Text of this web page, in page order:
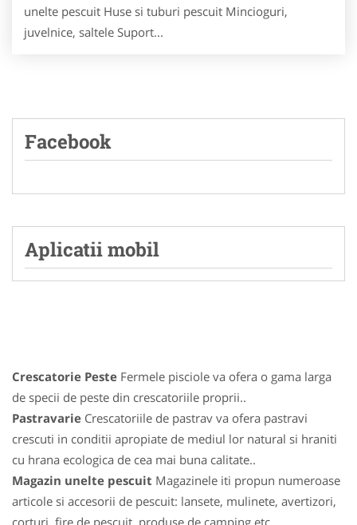
unelte pescuit Huse si tuburi pescuit Mincioguri,
juvelnice, saltele Suport...
Facebook
Aplicatii mobil
Crescatorie Peste Fermele pisciole va ofera o gama larga
de specii de peste din crescatoriile proprii..
Pastravarie Crescatoriile de pastrav va ofera pastravi
crescuti in conditii apropiate de mediul lor natural si hraniti
cu hrana ecologica de cea mai buna calitate..
Magazin unelte pescuit Magazinele iti propun numeroase
articole si accesorii de pescuit: lansete, mulinete, avertizori,